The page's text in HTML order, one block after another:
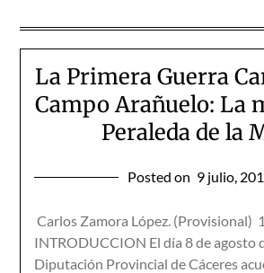
La Primera Guerra
Campo Arañuelo: La
Peraleda de la
Posted on 9 julio,
Carlos Zamora López. (Provisional)
INTRODUCCION El día 8 de agosto
Diputación Provincial de Cáceres